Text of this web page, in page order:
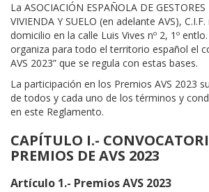
La ASOCIACIÓN ESPAÑOLA DE
VIVIENDA Y SUELO (en adelante AVS),
domicilio en la calle Luis Vives nº 2, 1º
organiza para todo el territorio español el
AVS 2023” que se regula con estas bases.
La participación en los Premios AVS 2023
de todos y cada uno de los términos y
en este Reglamento.
CAPÍTULO I.-
PREMIOS DE AVS 2023
Artículo 1.- Premios AVS 2023